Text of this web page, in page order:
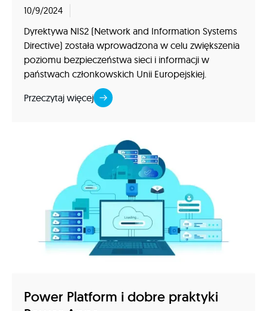
10/9/2024
Dyrektywa NIS2 (Network and Information Systems
Directive) została wprowadzona w celu zwiększenia
poziomu bezpieczeństwa sieci i informacji w
państwach członkowskich Unii Europejskiej.
Przeczytaj więcej
Power Platform i dobre praktyki